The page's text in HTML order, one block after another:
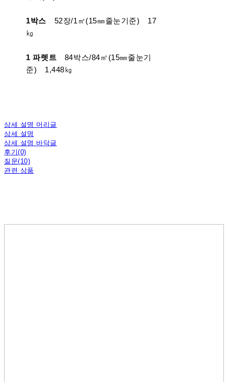
1박스
52장/1㎡(15㎜줄눈기준) 17
㎏
1 파렛트
84박스/84㎡(15㎜줄눈기
준) 1,448㎏
상세 설명 머리글
상세 설명
상세 설명 바닥글
후기(0)
질문(10)
관련 상품